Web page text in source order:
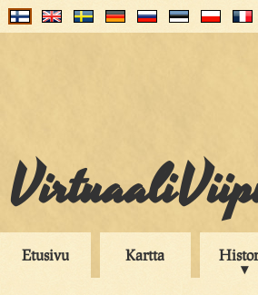
Etusivu Kartta